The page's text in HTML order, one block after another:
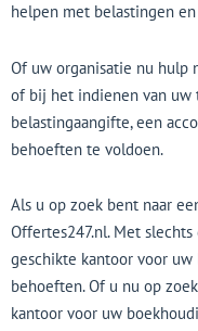
helpen met belastingen
Of uw organisatie nu
of bij het indienen van uw
belastingaangifte, een
behoeften te voldoen.
Als u op zoek bent naar
Offertes247.nl. Met
geschikte kantoor voor
behoeften. Of u nu op
kantoor voor uw